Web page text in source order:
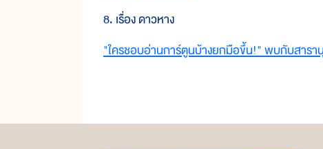
8. เรื่อง ดาวหาง
"ใครชอบอ่านการ์ตูนบ้างยกมือขึ้น!" พบกับสารา